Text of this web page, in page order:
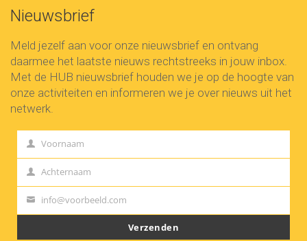
Nieuwsbrief
Meld jezelf aan voor onze nieuwsbrief en ontvang
daarmee het laatste nieuws rechtstreeks in jouw inbox.
Met de HUB nieuwsbrief houden we je op de hoogte van
onze activiteiten en informeren we je over nieuws uit het
netwerk.
First
Voornaam
Last
Achternaam
info@voorbeeld.com
Verzenden